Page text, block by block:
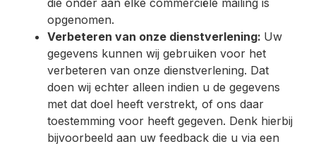
die onder aan elke commerciële mailing is
opgenomen.
Verbeteren van onze dienstverlening: Uw
gegevens kunnen wij gebruiken voor het
verbeteren van onze dienstverlening. Dat
doen wij echter alleen indien u de gegevens
met dat doel heeft verstrekt, of ons daar
toestemming voor heeft gegeven. Denk hierbij
bijvoorbeeld aan uw feedback die u via een